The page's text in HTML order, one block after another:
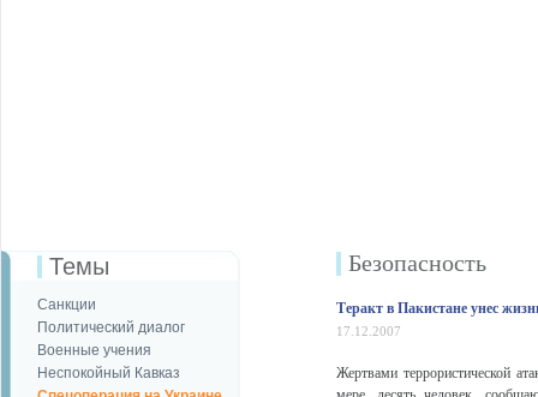
Темы
Санкции
Политический диалог
Военные учения
Неспокойный Кавказ
Безопаcность
Теракт в Пакистане унес
17.12.2007
Жертвами террористической